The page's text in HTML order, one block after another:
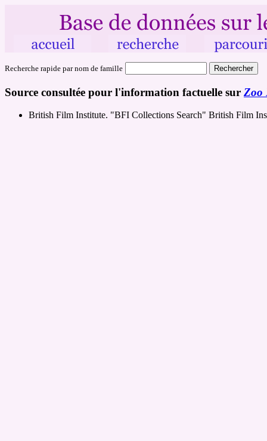
Recherche rapide par nom de famille
Source consultée pour l'information factuelle sur Zoo
British Film Institute. "BFI Collections Search" British Film